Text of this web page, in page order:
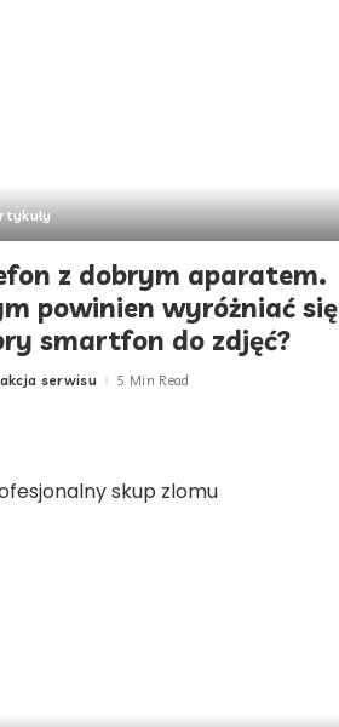
z dobrym aparatem.
powinien wyróżniać się
smartfon do zdjęć?
serwisu 5 Min Read